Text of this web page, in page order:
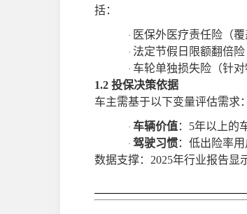
括：
· 医保外医疗责任险（覆
· 法定节假日限额翻倍险
· 车轮单独损失险（针对
1.2 投保决策依据
车主需基于以下变量评估需求：
· 车辆价值： 5年以上的
· 驾驶习惯：低出险率
数据支撑： 2025年行业报告显